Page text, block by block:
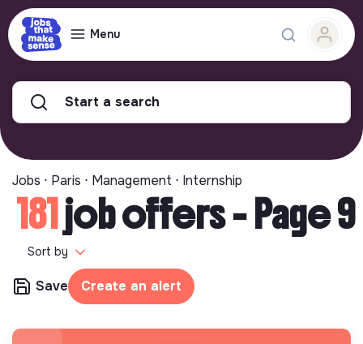
Menu
Start a search
Jobs ⋅ Paris ⋅ Management ⋅ Internship
181job offers - Page 9
Sort by
Save Create an alert